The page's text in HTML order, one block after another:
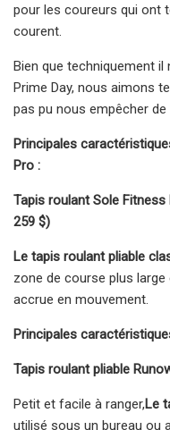
pour les coureurs qui ont
courent.
Bien que techniquement
Prime Day, nous aimons
pas pu nous empêcher
Principales
Pro :
Tapis roulant Sole Fitness
259 $)
Le tapis roulant pliable
zone de course plus
accrue en mouvement.
Principales
Tapis roulant pliable
Petit et facile à ranger,Le
utilisé sous un bureau ou